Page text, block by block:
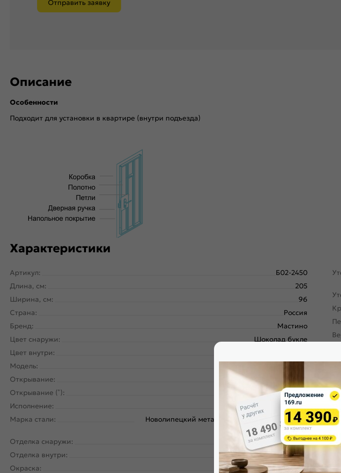
Отправить заявку
Описание
Особенности
Подходит для установки в квартире (внутри подъезда)
Характеристики
Артикул:
Б02-2450
Длина, см:
205
Ширина, см:
96
Страна:
Россия
Бренд:
Мастино
Цвет снаружи:
Шоколад букле
Цвет внутри:
Модель:
Открывание:
Правое
Открывание (˚):
180
Исполнение:
Металл-панель
Марка стали:
Новолипецкий металлургический завод, завод
Северсталь; РФ
Отделка снаружи:
Шоколад букле
Отделка внутри:
Белый ларче, 9SD-2
Окраска:
Шоколад букле